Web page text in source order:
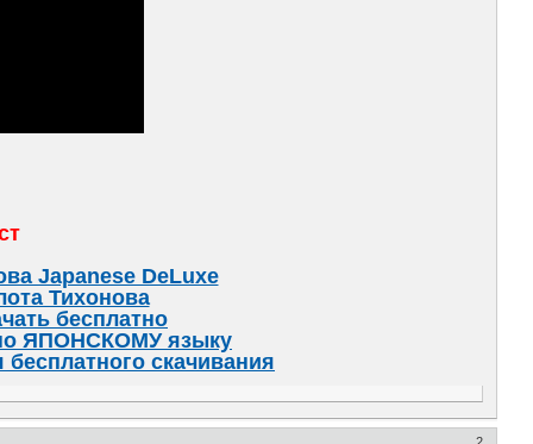
Japanese DeLuxe
Тихонова
бесплатно
ЯПОНСКОМУ языку
скачивания